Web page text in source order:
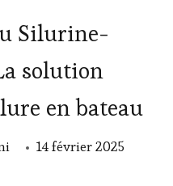
Silurine-
solution
en bateau
14 février 2025